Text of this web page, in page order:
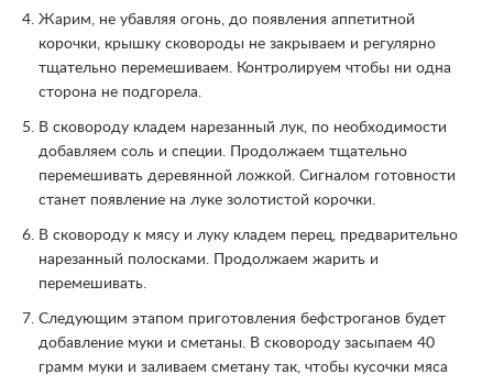
Жарим, не убавляя огонь, до появления аппетитной
корочки, крышку сковороды не закрываем и регулярно
тщательно перемешиваем. Контролируем чтобы ни одна
сторона не подгорела.
В сковороду кладем нарезанный лук, по необходимости
добавляем соль и специи. Продолжаем тщательно
перемешивать деревянной ложкой. Сигналом готовности
станет появление на луке золотистой корочки.
В сковороду к мясу и луку кладем перец, предварительно
нарезанный полосками. Продолжаем жарить и
перемешивать.
Следующим этапом приготовления бефстроганов будет
добавление муки и сметаны. В сковороду засыпаем 40
грамм муки и заливаем сметану так, чтобы кусочки мяса